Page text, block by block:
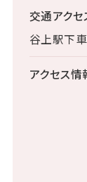
交通アクセ
谷上駅下
アクセス情